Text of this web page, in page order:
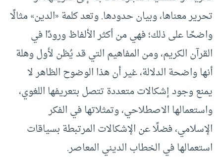
تحرير معناها، وبيان حدودها. وتعد كلمة «الدين» مثالًا
واضحًا على ذلك؛ فهي من أكثر الألفاظ ورودًا في
القرآن الكريم، ومن المفاهيم التي قد يُظن لأول وهلة
أنها واضحة الدلالة، غير أن هذا الوضوح الظاهر لا
يمنع وجود إشكالات متعددة تتصل بتعريفها اللغوي،
واستعمالها الاصطلاحي، وتمثلاتها في الفكر
الإسلامي، فضلًا عن الإشكالات المرتبطة بسياقات
استعمالها في الخطاب الديني المعاصر.